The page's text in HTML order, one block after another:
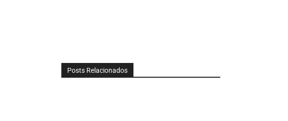
Posts Relacionados